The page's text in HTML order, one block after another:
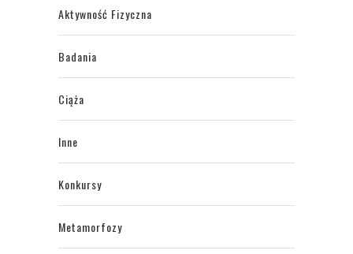
Aktywność Fizyczna
Badania
Ciąża
Inne
Konkursy
Metamorfozy